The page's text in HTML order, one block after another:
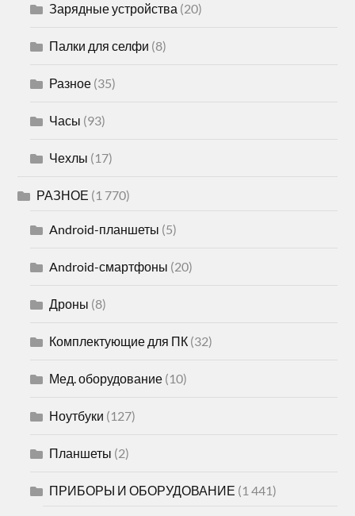
Зарядные устройства (20)
Палки для селфи (8)
Разное (35)
Часы (93)
Чехлы (17)
РАЗНОЕ (1 770)
Android-планшеты (5)
Android-смартфоны (20)
Дроны (8)
Комплектующие для ПК (32)
Мед. оборудование (10)
Ноутбуки (127)
Планшеты (2)
ПРИБОРЫ И ОБОРУДОВАНИЕ (1 441)